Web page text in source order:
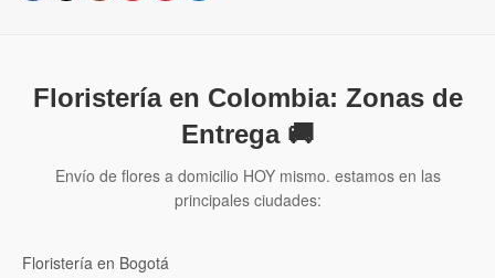
Floristería en Colombia: Zonas de
Entrega 🚚
Envío de flores a domicilio HOY mismo. estamos en las
principales ciudades:
Floristería en Bogotá